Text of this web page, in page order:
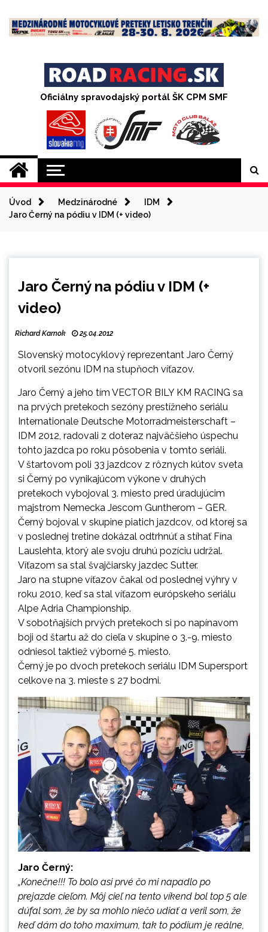
content
Oficiálny spravodajský portál ŠK CPM SMF
Úvod Medzinárodné
IDM
Jaro Černý na pódiu v IDM (+ video)
Jaro Černý na pódiu v IDM (+
video)
Richard Karnok 25.04.2012
Slovenský motocyklový reprezentant Jaro Černý
otvoril sezónu IDM na stupňoch víťazov.
Jaro Černý a jeho tím VECTOR BILY KM RACING sa
na prvých pretekoch sezóny prestížneho seriálu
Internationale Deutsche Motorradmeisterschaft –
IDM 2012, radovali z doteraz najväčšieho úspechu
tohto jazdca po roku pôsobenia v tomto seriáli.
V štartovom poli 33 jazdcov z rôznych kútov sveta
si Černý po vynikajúcom výkone v druhých
pretekoch vybojoval 3. miesto pred úradujúcim
majstrom Nemecka Jescom Guntherom – GER.
Černý bojoval v skupine piatich jazdcov, od ktorej sa
v poslednej tretine dokázal odtrhnúť a stíhať Fína
Lauslehta, ktorý ale svoju druhú pozíciu udržal.
Víťazom sa stal švajčiarsky jazdec Sutter.
Jaro na stupne víťazov čakal od poslednej výhry v
roku 2010, keď sa stal víťazom európskeho seriálu
Alpe Adria Championship.
V sobotňajších prvých pretekoch si po napínavom
boji od štartu až do cieľa v skupine o 3.-9. miesto
odniesol taktiež výborné 5. miesto.
Černý je po dvoch pretekoch seriálu IDM Supersport
celkove na 3. mieste s 27 bodmi.
Jaro Černý:
„Konečne!!! To bolo asi prvé čo mi napadlo po
prejazde cieľom. Môj cieľ na tento víkend bol top 5 ale
dúfal som, že by sa mohlo niečo udiať a veril som, že
keď dám do toho maximum, tak to pódium je reálne,